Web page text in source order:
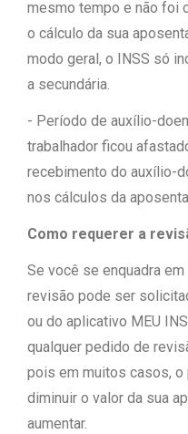
mesmo tempo e não foi
o cálculo da sua
modo geral, o INSS só
a secundária.
- Período de auxílio-
trabalhador ficou
recebimento do auxílio-
nos cálculos da
Como requerer a
Se você se enquadra
revisão pode ser
ou do aplicativo MEU
qualquer pedido de
pois em muitos casos,
diminuir o valor da sua
aumentar.